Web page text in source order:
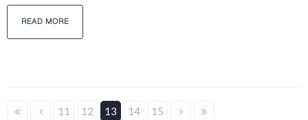
READ MORE
11 12 13 14 15